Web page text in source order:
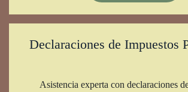
Declaraciones de Impuestos
Asistencia experta con declaraciones